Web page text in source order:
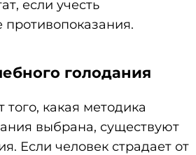
если учесть
голодания
того, какая методика
выбрана, существуют
Если человек страдает от